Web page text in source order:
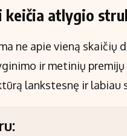
keičia atlygio
ne apie vieną skaičių
ir metinių
lankstesnę ir labiau